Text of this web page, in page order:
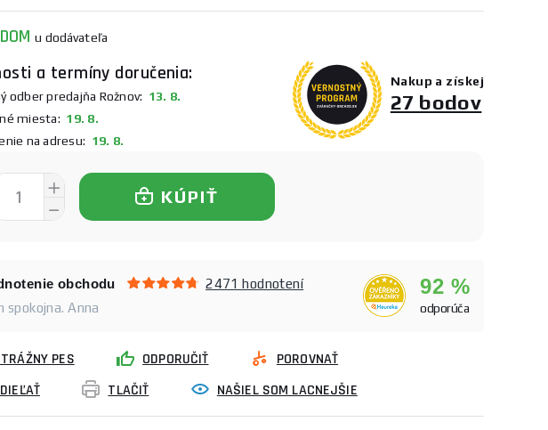
u dodávateľa
a termíny doručenia:
odber predajňa Rožnov: 13. 8.
miesta: 19. 8.
na adresu: 19. 8.
Nakup a získej
27 bodov
KÚPIŤ
obchodu
2471 hodnotení
spokojna. Anna
92 %
odporúča
PES ODPORUČIŤ
POROVNAŤ
TLAČIŤ NAŠIEL SOM LACNEJŠIE